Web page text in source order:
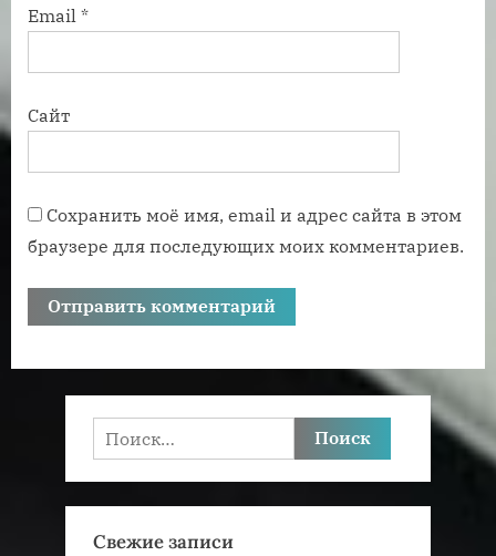
Email *
Сайт
Сохранить моё имя, email и адрес сайта в этом
браузере для последующих моих комментариев.
Найти:
Свежие записи